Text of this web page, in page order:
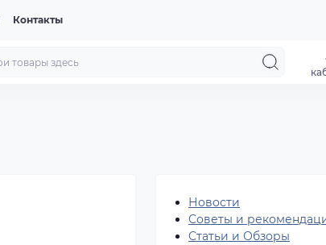
Контакты
Новости
Советы и
Статьи и Обзоры